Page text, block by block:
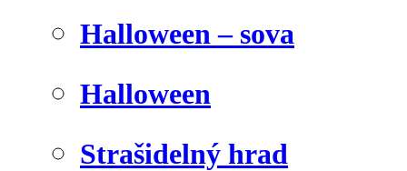
Halloween – sova
Halloween
Strašidelný hrad